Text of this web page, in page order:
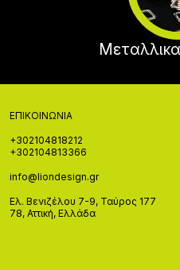
ΕΠΙΚΟΙΝΩΝΊΑ
+302104818212
+302104813366
info@liondesign.gr
Ελ. Βενιζέλου 7-9, Ταύρος 177
78, Αττική, Ελλάδα